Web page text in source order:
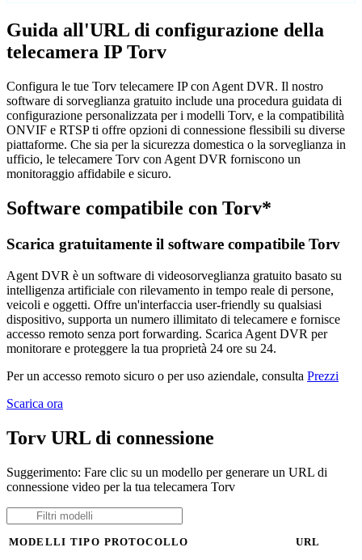
Guida all'URL di configurazione della
telecamera IP Torv
Configura le tue Torv telecamere IP con Agent DVR. Il nostro
software di sorveglianza gratuito include una procedura guidata di
configurazione personalizzata per i modelli Torv, e la compatibilità
ONVIF e RTSP ti offre opzioni di connessione flessibili su diverse
piattaforme. Che sia per la sicurezza domestica o la sorveglianza in
ufficio, le telecamere Torv con Agent DVR forniscono un
monitoraggio affidabile e sicuro.
Software compatibile con Torv*
Scarica gratuitamente il software compatibile Torv
Agent DVR è un software di videosorveglianza gratuito basato su
intelligenza artificiale con rilevamento in tempo reale di persone,
veicoli e oggetti. Offre un'interfaccia user-friendly su qualsiasi
dispositivo, supporta un numero illimitato di telecamere e fornisce
accesso remoto senza port forwarding. Scarica Agent DVR per
monitorare e proteggere la tua proprietà 24 ore su 24.
Per un accesso remoto sicuro o per uso aziendale, consulta Prezzi
Scarica ora
Torv URL di connessione
Suggerimento: Fare clic su un modello per generare un URL di
connessione video per la tua telecamera Torv
MODELLI TIPO PROTOCOLLO URL